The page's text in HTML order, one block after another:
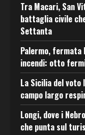
Tra Macari, San
battaglia civile
Settanta
Palermo, fermata
incendi: otto
La Sicilia del
campo largo
Longi, dove i
che punta sul